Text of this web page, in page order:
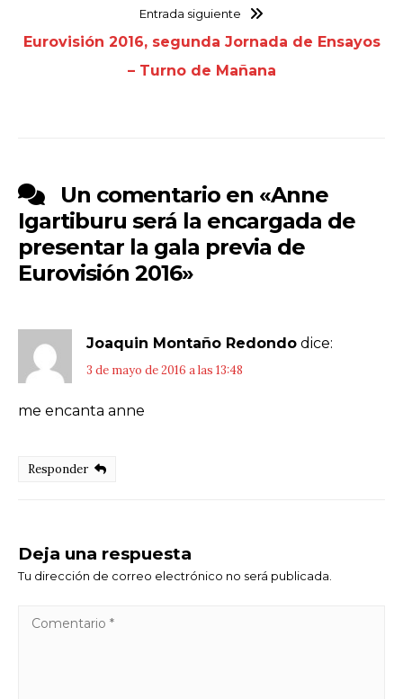
Entrada siguiente
Eurovisión 2016, segunda Jornada de Ensayos
– Turno de Mañana
Un comentario en «Anne
Igartiburu será la encargada de
presentar la gala previa de
Eurovisión 2016»
Joaquin Montaño Redondo dice:
3 de mayo de 2016 a las 13:48
me encanta anne
Responder
Deja una respuesta
Tu dirección de correo electrónico no será publicada.